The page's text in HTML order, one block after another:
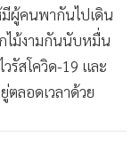
มีผู้คนพากันไปเดิน
ไม้งามกันนับหมื่น
รัสโควิด-19 และ
ลอดเวลาด้วย